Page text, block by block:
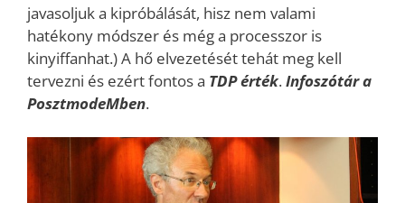
javasoljuk a kipróbálását, hisz nem valami
hatékony módszer és még a processzor is
kinyiffanhat.) A hő elvezetését tehát meg kell
tervezni és ezért fontos a TDP érték.Infoszótár a
PosztmodeMben.